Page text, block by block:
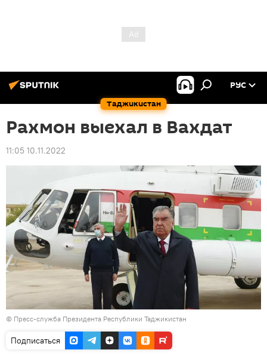
Таджикистан
РУС
Рахмон выехал в Вахдат
11:05 10.11.2022
© Пресс-служба Президента Республики Таджикистан
Подписаться